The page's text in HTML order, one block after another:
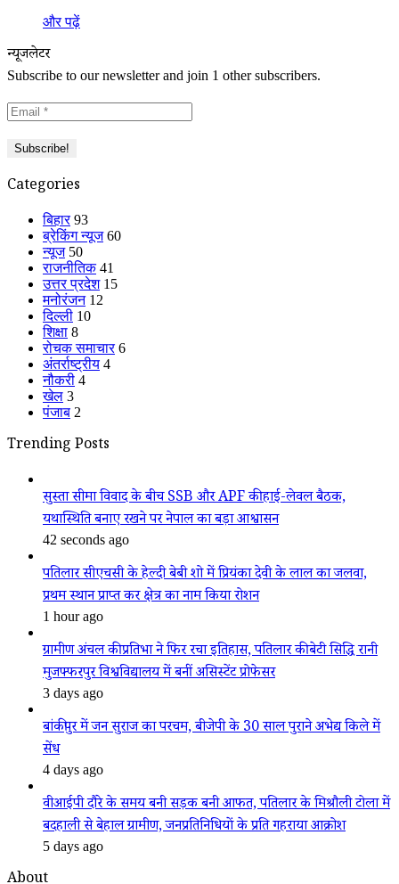
और पढ़ें
न्यूजलेटर
Subscribe to our newsletter and join 1 other subscribers.
Categories
बिहार 93
ब्रेकिंग न्यूज 60
न्यूज 50
राजनीतिक 41
उत्तर प्रदेश 15
मनोरंजन 12
दिल्ली 10
शिक्षा 8
रोचक समाचार 6
अंतर्राष्ट्रीय 4
नौकरी 4
खेल 3
पंजाब 2
Trending Posts
सुस्ता सीमा विवाद के बीच SSB और APF की हाई-लेवल बैठक,
यथास्थिति बनाए रखने पर नेपाल का बड़ा आश्वासन
42 seconds ago
पतिलार सीएचसी के हेल्दी बेबी शो में प्रियंका देवी के लाल का जलवा,
प्रथम स्थान प्राप्त कर क्षेत्र का नाम किया रोशन
1 hour ago
ग्रामीण अंचल की प्रतिभा ने फिर रचा इतिहास, पतिलार की बेटी सिद्धि रानी
मुजफ्फरपुर विश्वविद्यालय में बनीं असिस्टेंट प्रोफेसर
3 days ago
बांकीपुर में जन सुराज का परचम, बीजेपी के 30 साल पुराने अभेद्य किले में
सेंध
4 days ago
वीआईपी दौरे के समय बनी सड़क बनी आफत, पतिलार के मिश्रौली टोला में
बदहाली से बेहाल ग्रामीण, जनप्रतिनिधियों के प्रति गहराया आक्रोश
5 days ago